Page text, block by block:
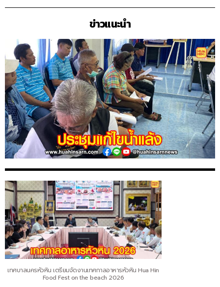
ข่าวแนะนำ
เทศบาลนครหัวหิน เตรียมจัดงานเทศกาลอาหารหัวหิน Hua Hin
Food Fest on the beach 2026